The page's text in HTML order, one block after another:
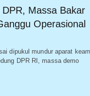
Massa Bakar
Operasional
dipukul mundur aparat
DPR RI, massa demo